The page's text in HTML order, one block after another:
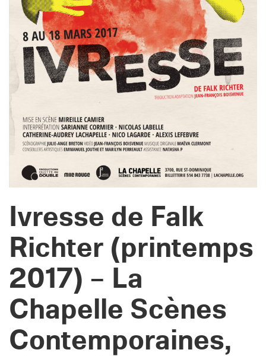
Ivresse de Falk
Richter (printemps
2017) – La
Chapelle Scènes
Contemporaines,